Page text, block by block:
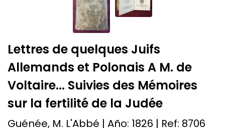
Lettres de quelques Juifs
Allemands et Polonais A M. de
Voltaire... Suivies des Mémoires
sur la fertilité de la Judée
Guénée, M. L'Abbé | Año: 1826 | Ref: 8706